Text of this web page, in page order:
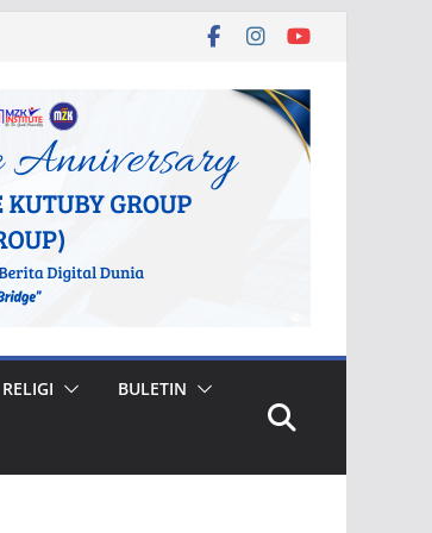
RELIGI BULETIN